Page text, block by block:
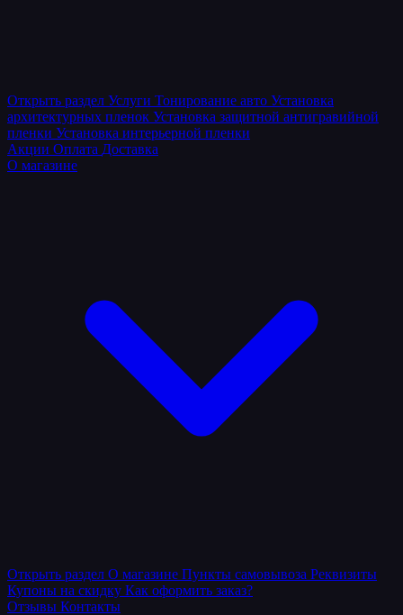
Открыть раздел Услуги Тонирование авто Установка
архитектурных пленок Установка защитной антигравийной
пленки Установка интерьерной пленки
Акции Оплата Доставка
О магазине
Открыть раздел О магазине Пункты самовывоза Реквизиты
Купоны на скидку Как оформить заказ?
Отзывы Контакты